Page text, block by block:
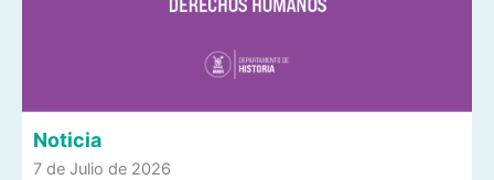
Noticia
7 de Julio de 2026